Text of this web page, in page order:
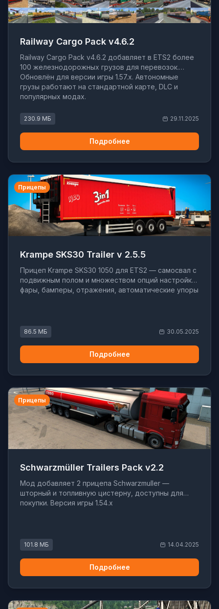
Railway Cargo Pack v4.6.2
Railway Cargo Pack v4.6.2 добавляет в ETS2 более
100 железнодорожных грузов для перевозок.
Обновлён для версии игры 1.57.x. Автономные
грузы работают на стандартной карте, DLC и
популярных модах.
230.9 МБ 29.11.2025
Подробнее
Прицепы
Krampe SKS30 Trailer v 2.5.5
Прицеп Krampe SKS30 1050 для ETS2 — самосвал с
подвижным полом и множеством опций настройки:
фары, бамперы, отражения, автоматические упоры
86.5 МБ 30.05.2025
Подробнее
Прицепы
Schwarzmüller Trailers Pack v2.2
Мод добавляет 2 прицепа Schwarzmuller —
шторный и топливную цистерну, доступны для
покупки. Версия игры 1.54.x
101.8 МБ 14.04.2025
Подробнее